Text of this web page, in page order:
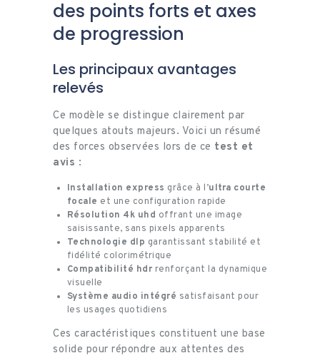
des points forts et axes
de progression
Les principaux avantages
relevés
Ce modèle se distingue clairement par
quelques atouts majeurs. Voici un résumé
des forces observées lors de ce test et
avis :
Installation express grâce à l’ultra courte
focale et une configuration rapide
Résolution 4k uhd offrant une image
saisissante, sans pixels apparents
Technologie dlp garantissant stabilité et
fidélité colorimétrique
Compatibilité hdr renforçant la dynamique
visuelle
Système audio intégré satisfaisant pour
les usages quotidiens
Ces caractéristiques constituent une base
solide pour répondre aux attentes des